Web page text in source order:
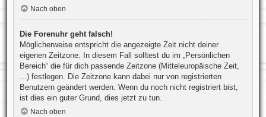
Nach oben
Die Forenuhr geht falsch!
Möglicherweise entspricht die angezeigte Zeit nicht deiner
eigenen Zeitzone. In diesem Fall solltest du im „Persönlichen
Bereich“ die für dich passende Zeitzone (Mitteleuropäische Zeit,
...) festlegen. Die Zeitzone kann dabei nur von registrierten
Benutzern geändert werden. Wenn du noch nicht registriert bist,
ist dies ein guter Grund, dies jetzt zu tun.
Nach oben